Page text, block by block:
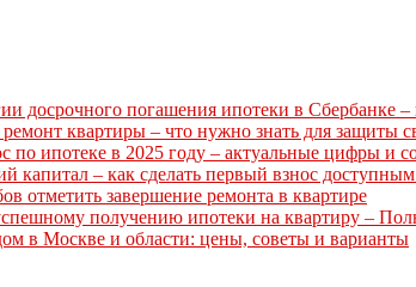
досрочного погашения ипотеки в Сбербанке –
квартиры – что нужно знать для защиты
по ипотеке в 2025 году – актуальные цифры и
капитал – как сделать первый взнос
отметить завершение ремонта в квартире
получению ипотеки на квартиру –
в Москве и области: цены, советы и варианты